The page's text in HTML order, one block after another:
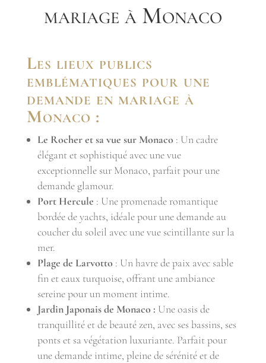
mariage à Monaco
Les lieux publics
emblématiques pour une
demande en mariage à
Monaco :
Le Rocher et sa vue sur Monaco: Un cadre
élégant et sophistiqué avec une vue
exceptionnelle sur Monaco, parfait pour une
demande glamour.
Port Hercule : Une promenade romantique
bordée de yachts, idéale pour une demande au
coucher du soleil avec une vue scintillante sur la
mer.
Plage de Larvotto: Un havre de paix avec sable
fin et eaux turquoise, offrant une ambiance
sereine pour un moment intime.
Jardin Japonais de Monaco : Une oasis de
tranquillité et de beauté zen, avec ses bassins, ses
ponts et sa végétation luxuriante. Parfait pour
une demande intime, pleine de sérénité et de